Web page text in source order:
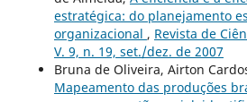
estratégica: do planejamento
organizacional , Revista de
V. 9, n. 19, set./dez. de 2007
Bruna de Oliveira, Airton
Mapeamento das produções